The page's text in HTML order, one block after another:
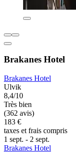
Brakanes Hotel
Brakanes Hotel
Ulvik
8,4/10
Très bien
(362 avis)
183 €
taxes et frais compris
1 sept. - 2 sept.
Brakanes Hotel